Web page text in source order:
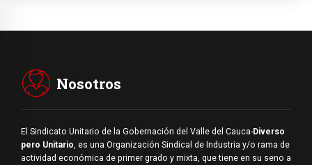
Nosotros
El Sindicato Unitario de la Gobernación del Valle del Cauca-Diverso
pero Unitario, es una Organización Sindical de Industria y/o rama de
actividad económica de primer grado y mixta, que tiene en su seno a